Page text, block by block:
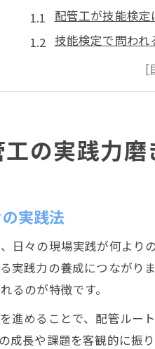
配管工が技能検
技能検定で問わ
配管工として技
配管工技能検定
実務経験を活かした
実務経験を活かす
配管工が目指すキ
配管工の経験を
技能検定合格に
申請準備を失敗しない
配管工の技能検定
技能検定受験に
の実践力磨
実践法
日々の現場実践が何よ
実践力の養成につなが
るのが特徴です。
進めることで、配管ル
成長や課題を客観的に振